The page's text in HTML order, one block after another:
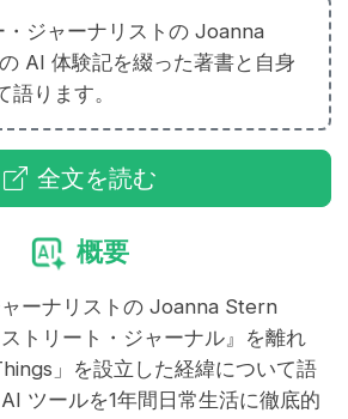
・ジャーナリストの Joanna
AI 体験記を綴った著書と自身
語ります。
全文を読む
概要
ーナリストの Joanna Stern
トリート・ジャーナル』を離れ
」を設立した経緯について語
ツールを1年間日常生活に徹底的